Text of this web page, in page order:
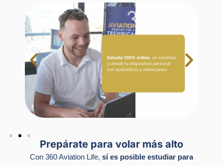
Prepárate para volar más alto
Con 360 Aviation Life, sí es posible estudiar para